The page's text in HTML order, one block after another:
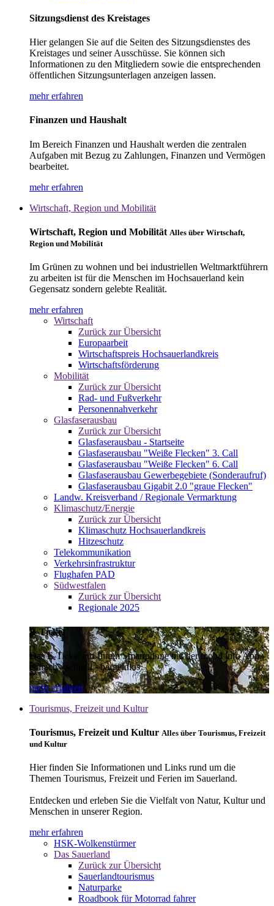
Sitzungsdienst des Kreistages
Hier gelangen Sie auf die Seiten des Sitzungsdienstes des
Kreistages und seiner Ausschüsse. Sie können sich
Informationen zu den Mitgliedern sowie die entsprechenden
öffentlichen Sitzungsunterlagen anzeigen lassen.
mehr erfahren
Finanzen und Haushalt
Im Bereich Finanzen und Haushalt werden die zentralen
Aufgaben mit Bezug zu Zahlungen, Finanzen und Vermögen
bearbeitet.
mehr erfahren
Wirtschaft, Region und Mobilität
Wirtschaft, Region und Mobilität Alles über Wirtschaft,
Region und Mobilität
Im Grünen zu wohnen und bei industriellen Weltmarktführern
zu arbeiten ist für die Menschen im Hochsauerland kein
Gegensatz sondern gelebte Realität.
mehr erfahren
Wirtschaft
Zurück zur Übersicht
Europaarbeit
Wirtschaftspreis Hochsauerlandkreis
Wirtschaftsförderung
Mobilität
Zurück zur Übersicht
Rad- und Fußverkehr
Personennahverkehr
Glasfaserausbau
Zurück zur Übersicht
Glasfaserausbau - Startseite
Glasfaserausbau "Weiße Flecken" 3. Call
Glasfaserausbau "Weiße Flecken" 6. Call
Glasfaserausbau Gewerbegebiete (Sonderaufruf)
Glasfaserausbau Gigabit 2.0 "graue Flecken"
Landw. Kreisverband / Regionale Vermarktung
Klimaschutz/Energie
Zurück zur Übersicht
Klimaschutz Hochsauerlandkreis
Hitzeschutz
Telekommunikation
Verkehrsinfrastruktur
Flughafen PAD
Südwestfalen
Zurück zur Übersicht
Regionale 2025
E-Ticket
Das E-Ticket auf Ihrem Smartphone mit der mobil info App -
einfach - schnell - bargeldlos
mehr erfahren
Tourismus, Freizeit und Kultur
Tourismus, Freizeit und Kultur Alles über Tourismus, Freizeit
und Kultur
Hier finden Sie Informationen und Links rund um die
Themen Tourismus, Freizeit und Ferien im Sauerland.
Entdecken und erleben Sie die Vielfalt von Natur, Kultur und
Menschen in unserer Region.
mehr erfahren
HSK-Wolkenstürmer
Das Sauerland
Zurück zur Übersicht
Sauerlandtourismus
Naturparke
Roadbook für Motorrad fahrer